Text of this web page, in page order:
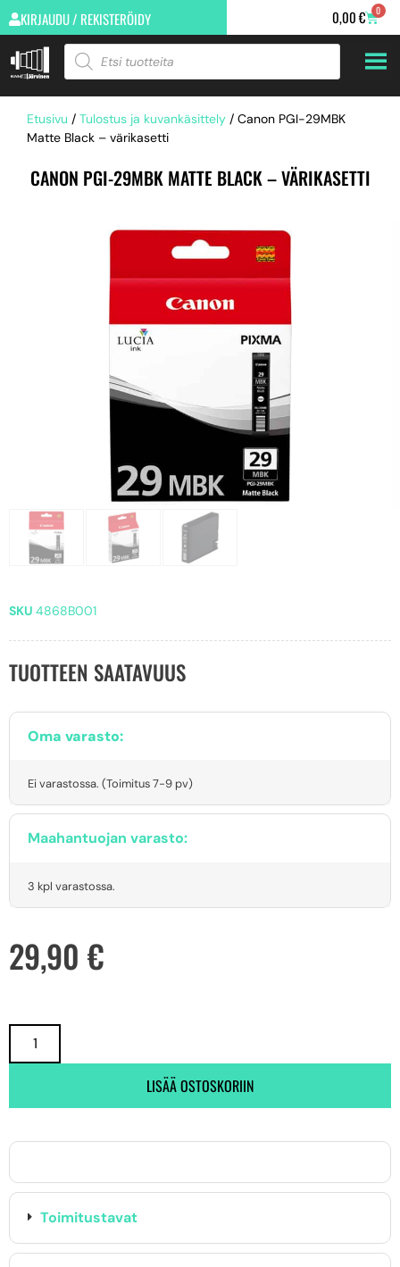
KIRJAUDU / REKISTERÖIDY 0,00€ 0
Etusivu / Tulostus ja kuvankäsittely / Canon PGI-29MBK
Matte Black – värikasetti
CANON PGI-29MBK MATTE BLACK – VÄRIKASETTI
SKU 4868B001
TUOTTEEN SAATAVUUS
Oma varasto:
Ei varastossa. (Toimitus 7-9 pv)
Maahantuojan varasto:
3 kpl varastossa.
29,90 €
LISÄÄ OSTOSKORIIN
Toimitustavat